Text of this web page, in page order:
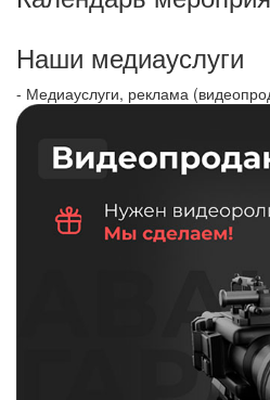
Наши медиауслуги
- Медиауслуги, реклама